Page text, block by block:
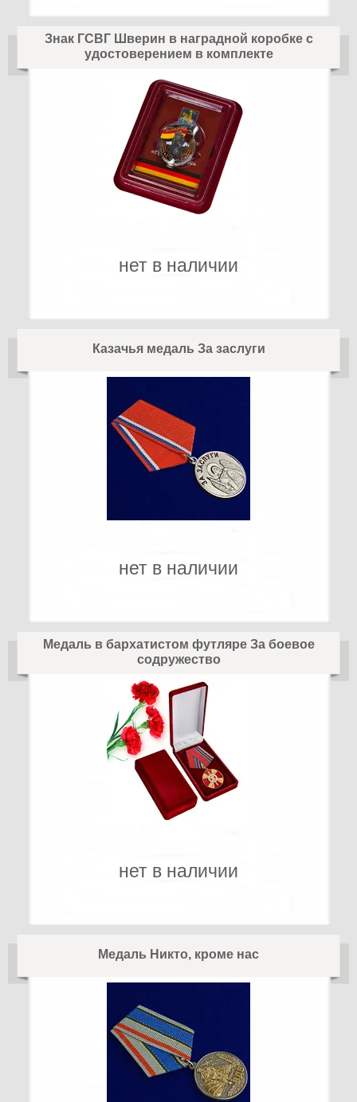
Знак ГСВГ Шверин в наградной коробке с
удостоверением в комплекте
нет в наличии
Казачья медаль За заслуги
нет в наличии
Медаль в бархатистом футляре За боевое
содружество
нет в наличии
Медаль Никто, кроме нас